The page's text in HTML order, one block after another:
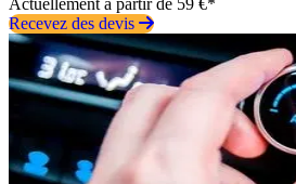
Recevez des devis